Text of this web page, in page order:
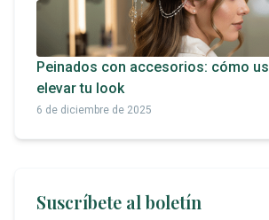
Peinados con accesorios: cómo
elevar tu look
6 de diciembre de 2025
Suscríbete al boletín